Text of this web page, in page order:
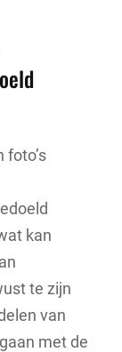
foto’s
kan
te zijn
van
met de